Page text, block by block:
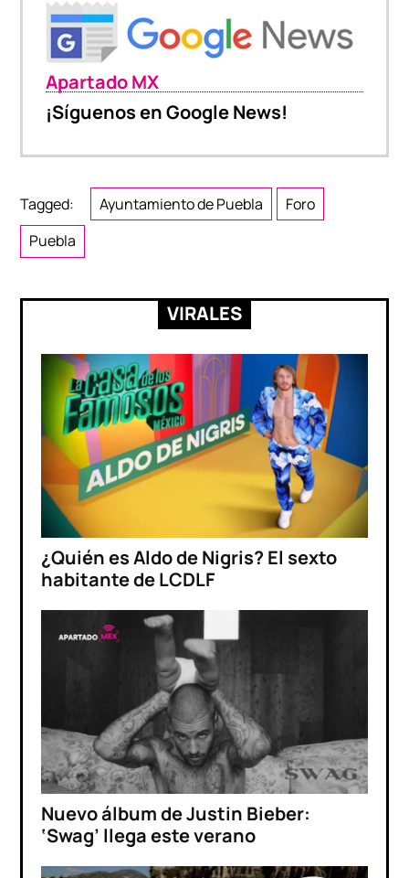
Apartado MX
¡Síguenos en Google News!
Tagged: Ayuntamiento de Puebla
Foro
Puebla
VIRALES
¿Quién es Aldo de Nigris? El sexto
habitante de LCDLF
Nuevo álbum de Justin Bieber:
‘Swag’ llega este verano